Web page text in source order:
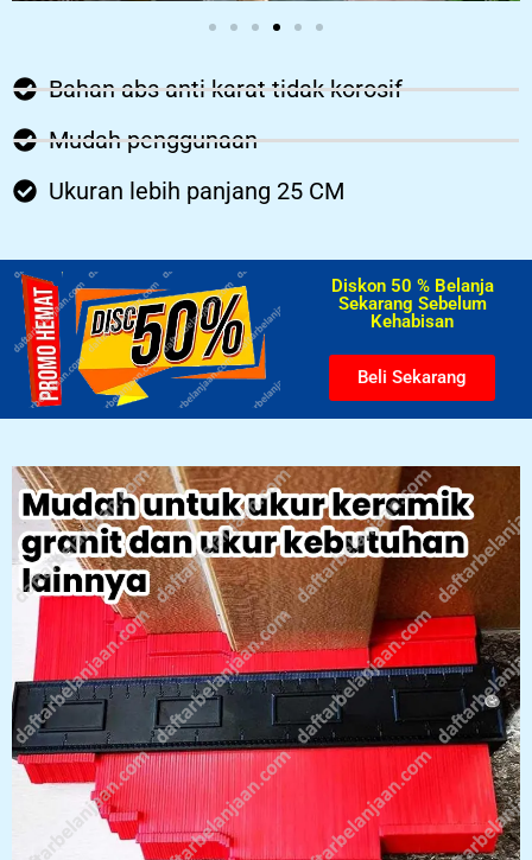
Bahan abs anti karat tidak korosif
Mudah penggunaan
Ukuran lebih panjang 25 CM
Diskon 50 % Belanja
Sekarang Sebelum
Kehabisan​
Beli Sekarang